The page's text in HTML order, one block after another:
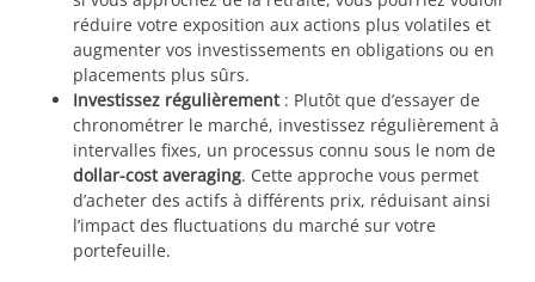
réduire votre exposition aux actions plus volatiles et
augmenter vos investissements en obligations ou en
placements plus sûrs.
Investissez régulièrement: Plutôt que d’essayer de
chronométrer le marché, investissez régulièrement à
intervalles fixes, un processus connu sous le nom de
dollar-cost averaging. Cette approche vous permet
d’acheter des actifs à différents prix, réduisant ainsi
l’impact des fluctuations du marché sur votre
portefeuille.